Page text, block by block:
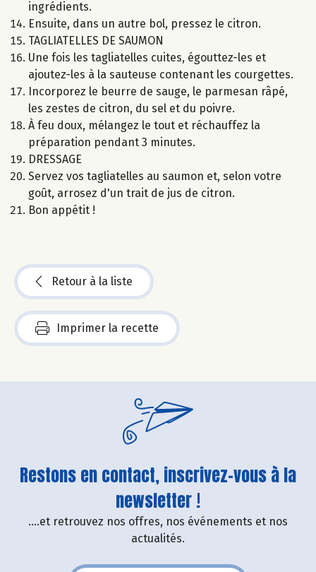
ingrédients.
Ensuite, dans un autre bol, pressez le citron.
TAGLIATELLES DE SAUMON
Une fois les tagliatelles cuites, égouttez-les et
ajoutez-les à la sauteuse contenant les courgettes.
Incorporez le beurre de sauge, le parmesan râpé,
les zestes de citron, du sel et du poivre.
À feu doux, mélangez le tout et réchauffez la
préparation pendant 3 minutes.
DRESSAGE
Servez vos tagliatelles au saumon et, selon votre
goût, arrosez d'un trait de jus de citron.
Bon appétit !
Retour à la liste
Imprimer la recette
Restons en contact, inscrivez-vous à la
newsletter !
....et retrouvez nos offres, nos événements et nos
actualités.